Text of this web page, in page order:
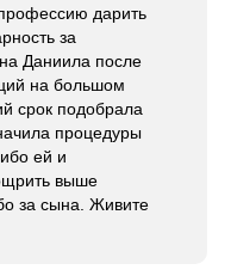
дарить
за
Даниила после
на большом
срок подобрала
процедуры
ей и
выше
за сына. Живите